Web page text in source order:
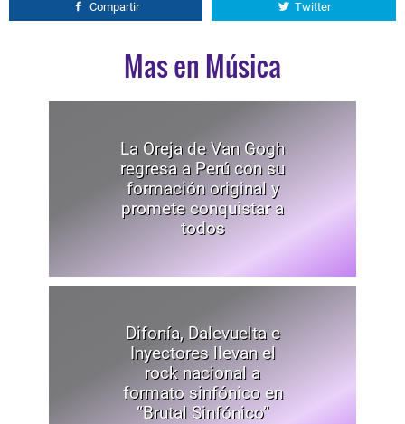
Compartir Twitter
Mas en Música
La Oreja de Van Gogh
regresa a Perú con su
formación original y
promete conquistar a
todos
Difonía, Dalevuelta e
Inyectores llevan el
rock nacional a
formato sinfónico en
“Brutal Sinfónico”